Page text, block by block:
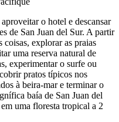
o hotel e descansar
de San Juan del Sur. A partir
coisas, explorar as praias
uma reserva natural de
experimentar o surfe ou
pratos típicos nos
à beira-mar e terminar o
baía de San Juan del
uma floresta tropical a 2